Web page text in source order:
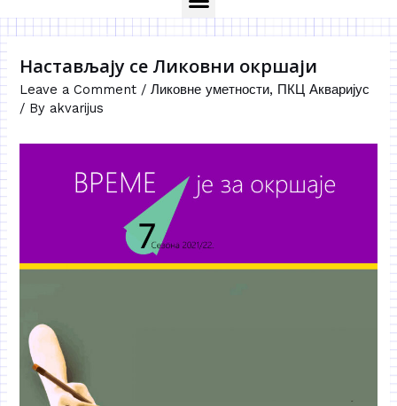
Настављају се Ликовни окршаји
Leave a Comment /Ликовне уметности, ПКЦ Акваријус
/ By akvarijus